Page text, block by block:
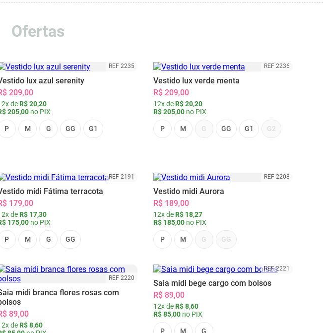
Ofertas
REF 2235
lux azul serenity
209,00
de R$ 20,20
205,00 no PIX
P M G GG G1
REF 2236
Vestido lux verde menta
R$ 209,00
12x de R$ 20,20
R$ 205,00no PIX
P M G GG G1 G2
REF 2191
midi Fátima terracota
179,00
de R$ 17,30
175,00 no PIX
P M G GG
REF 2208
Vestido midi Aurora
R$ 189,00
12x de R$ 18,27
R$ 185,00no PIX
P M G GG
REF 2220
midi branca flores rosas com
89,00
de R$ 8,60
REF 2221
Saia midi bege cargo com bolsos
R$ 89,00
12x de R$ 8,60
R$ 85,00no PIX
P M G